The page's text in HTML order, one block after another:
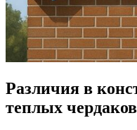
Различия в
теплых чердаков